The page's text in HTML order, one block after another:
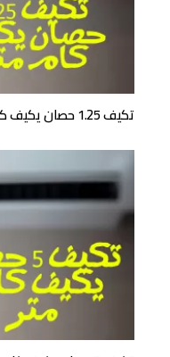
تكيف 1.25 حصان يكيف كام متر